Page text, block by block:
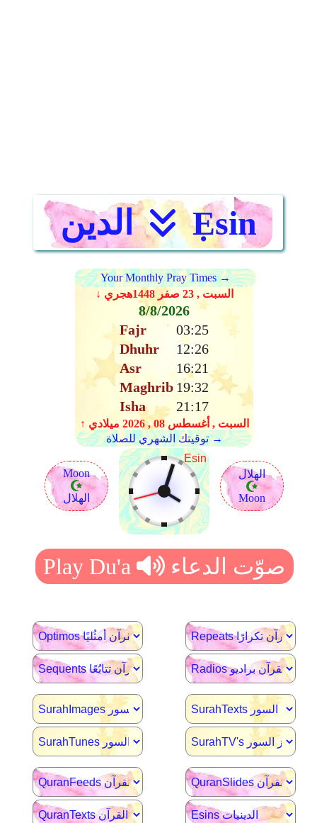
الدين Ẹsin